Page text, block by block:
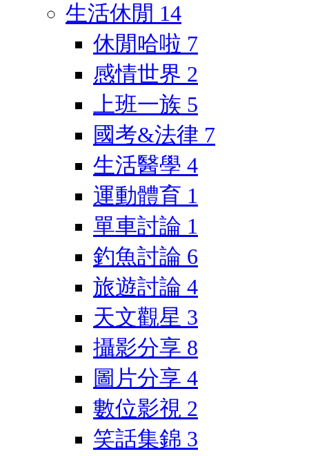
生活休閒 14
休閒哈啦 7
感情世界 2
上班一族 5
國考&法律 7
生活醫學 4
運動體育 1
單車討論 1
釣魚討論 6
旅遊討論 4
天文觀星 3
攝影分享 8
圖片分享 4
數位影視 2
笑話集錦 3